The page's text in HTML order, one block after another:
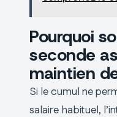
Pourquoi
seconde
maintien
Si le cumul ne
salaire habituel,